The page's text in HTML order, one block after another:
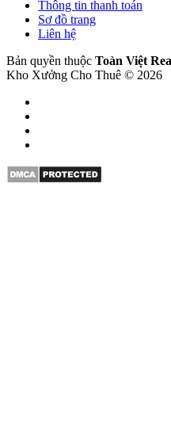
Thông tin thanh toán
Sơ đồ trang
Liên hệ
Bản quyền thuộc Toàn Việt
Kho Xưởng Cho Thuê © 2026